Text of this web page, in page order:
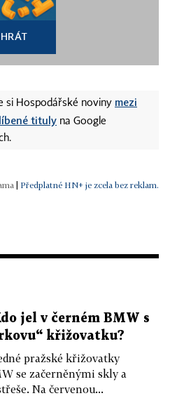
HRÁT
si Hospodářské noviny mezi
tituly na Google
Předplatné HN+ je zcela bez reklam.
jel v černém BMW s
křižovatku?
pražské křižovatky
se začerněnými skly a
Na červenou...